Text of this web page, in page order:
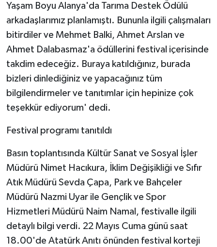
Yaşam Boyu Alanya'da Tarıma Destek Ödülü
arkadaşlarımız planlamıştı. Bununla ilgili çalışmaları
bitirdiler ve Mehmet Balki, Ahmet Arslan ve
Ahmet Dalabasmaz'a ödüllerini festival içerisinde
takdim edeceğiz. Buraya katıldığınız, burada
bizleri dinlediğiniz ve yapacağınız tüm
bilgilendirmeler ve tanıtımlar için hepinize çok
teşekkür ediyorum' dedi.
Festival programı tanıtıldı
Basın toplantısında Kültür Sanat ve Sosyal İşler
Müdürü Nimet Hacıkura, İklim Değişikliği ve Sıfır
Atık Müdürü Sevda Çapa, Park ve Bahçeler
Müdürü Nazmi Uyar ile Gençlik ve Spor
Hizmetleri Müdürü Naim Namal, festivalle ilgili
detaylı bilgi verdi. 22 Mayıs Cuma günü saat
18.00'de Atatürk Anıtı önünden festival korteji